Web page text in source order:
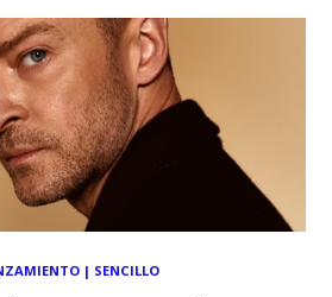
| SENCILLO